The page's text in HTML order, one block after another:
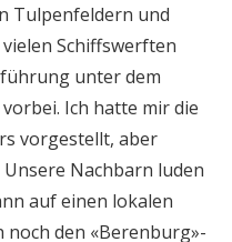
Tulpenfeldern und
Schiffswerften
unter dem
Ich hatte mir die
vorgestellt, aber
Nachbarn luden
auf einen lokalen
noch den «Berenburg»-